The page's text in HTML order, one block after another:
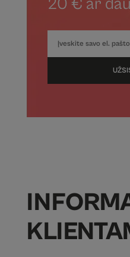
20 € ar